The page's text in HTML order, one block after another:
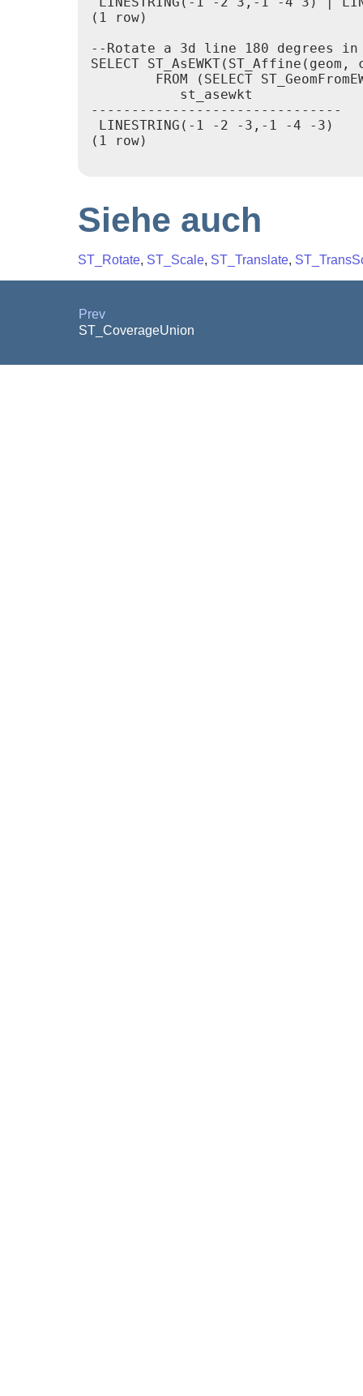
(1 row)
--Rotate a 3d line 180 degrees
SELECT
FROM (SELECT
           st_asewkt
-------------------------------
LINESTRING(-1 -2 -3,-1 -4 -3)
(1 row)
Siehe auch
ST_Rotate, ST_Scale, ST_Translate,
Prev
ST_CoverageUnion